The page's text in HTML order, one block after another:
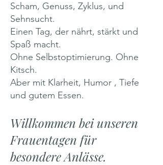
Scham, Genuss, Zyklus, und
Sehnsucht.
Einen Tag, der nährt, stärkt und
Spaß macht.
Ohne Selbstoptimierung. Ohne
Kitsch.
Aber mit Klarheit, Humor , Tiefe
und gutem Essen.
Willkommen bei unseren
Frauentagen für
besondere Anlässe.